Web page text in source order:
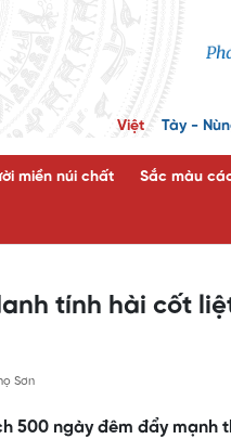
Việt Tày -
miền núi chất Sắc màu
tính hài cốt
Sơn
500 ngày đêm đẩy